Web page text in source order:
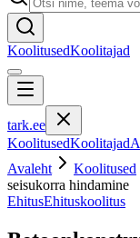
KoolitusedKoolitajad
tark.ee
KoolitusedKoolitajad
Avaleht
Koolitused
seisukorra hindamine
EhitusEhituskoolitus